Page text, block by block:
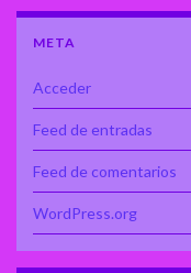
META
Acceder
Feed de entradas
Feed de comentarios
WordPress.org